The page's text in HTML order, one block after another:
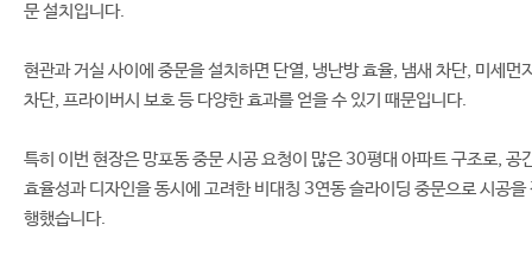
문 설치입니다.
현관과 거실 사이에 중문을 설치하면 단열, 냉난방 효율, 냄새 차단, 미세먼
차단, 프라이버시 보호 등 다양한 효과를 얻을 수 있기 때문입니다.
특히 이번 현장은 망포동 중문 시공 요청이 많은 30평대 아파트 구조로, 공
효율성과 디자인을 동시에 고려한 비대칭 3연동 슬라이딩 중문으로 시공을
행했습니다.